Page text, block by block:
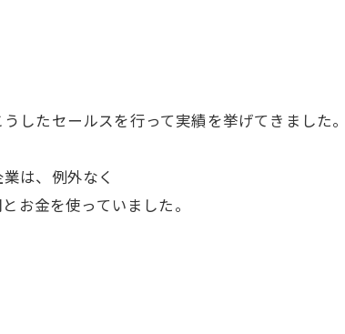
したセールスを行って実績を挙げてきました。
は、例外なく
お金を使っていました。